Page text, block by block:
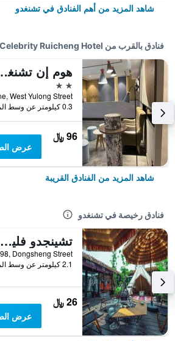
شاهد المزيد من أهم الفنادق في تشنغدو
فنادق بالقرب من Celebrity Ruicheng Hotel
هوم إن تشنغدو
2 نجمتين
0.3 كيلومتر عن وسط المدينة
96 ﷼
عرض
شاهد المزيد من الفنادق القريبة
فنادق رخيصة في تشنغدو
تشينجدو فليب فلوب لونج هوستل
2.1 كيلومتر عن وسط المدينة
26 ﷼
عرض